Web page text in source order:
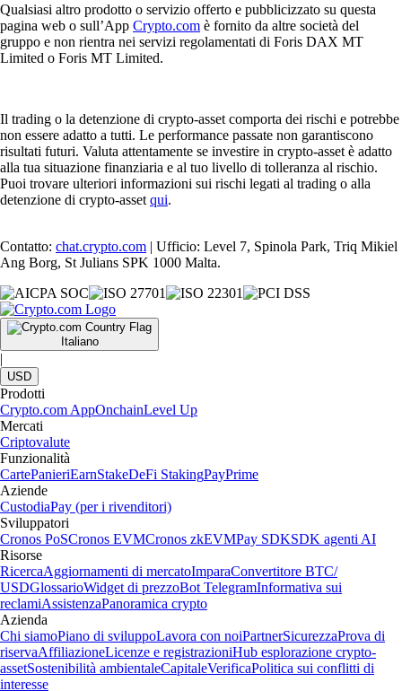
Qualsiasi altro prodotto o servizio offerto e pubblicizzato su questa
pagina web o sull’App Crypto.com è fornito da altre società del
gruppo e non rientra nei servizi regolamentati di Foris DAX MT
Limited o Foris MT Limited.
Il trading o la detenzione di crypto-asset comporta dei rischi e potrebbe
non essere adatto a tutti. Le performance passate non garantiscono
risultati futuri. Valuta attentamente se investire in crypto-asset è adatto
alla tua situazione finanziaria e al tuo livello di tolleranza al rischio.
Puoi trovare ulteriori informazioni sui rischi legati al trading o alla
detenzione di crypto-asset qui.
Contatto: chat.crypto.com | Ufficio: Level 7, Spinola Park, Triq Mikiel
Ang Borg, St Julians SPK 1000 Malta.
Italiano
|
USD
Prodotti
Crypto.com AppOnchainLevel Up
Mercati
Criptovalute
Funzionalità
CartePanieriEarnStakeDeFi StakingPayPrime
Aziende
CustodiaPay (per i rivenditori)
Sviluppatori
Cronos PoSCronos EVMCronos zkEVMPay SDKSDK agenti AI
Risorse
RicercaAggiornamenti di mercatoImparaConvertitore BTC/
USDGlossarioWidget di prezzoBot TelegramInformativa sui
reclamiAssistenzaPanoramica crypto
Azienda
Chi siamoPiano di sviluppoLavora con noiPartnerSicurezzaProva di
riservaAffiliazioneLicenze e registrazioniHub esplorazione crypto-
assetSostenibilità ambientaleCapitaleVerificaPolitica sui conflitti di
interesse